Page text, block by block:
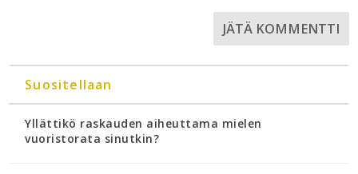
Suositellaan
Yllättikö raskauden aiheuttama mielen
vuoristorata sinutkin?